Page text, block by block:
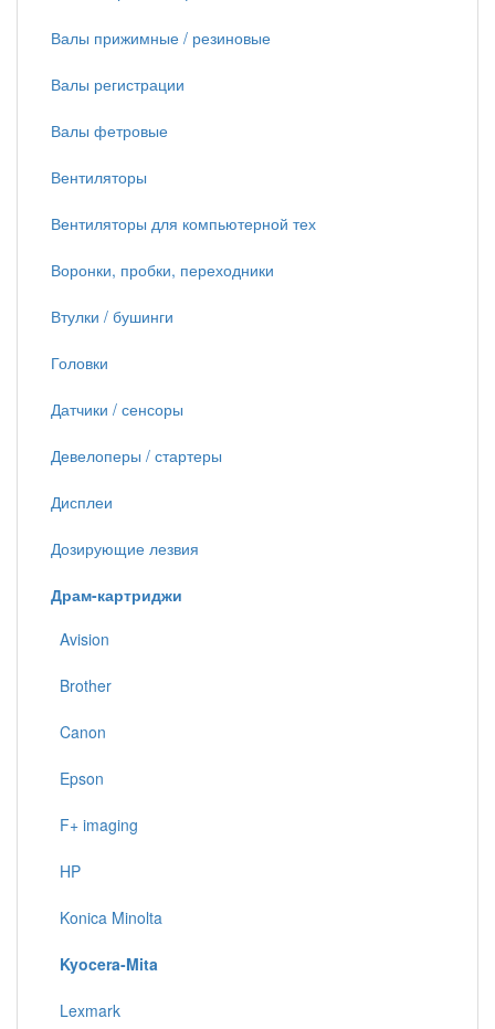
Валы прижимные / резиновые
Валы регистрации
Валы фетровые
Вентиляторы
Вентиляторы для компьютерной тех
Воронки, пробки, переходники
Втулки / бушинги
Головки
Датчики / сенсоры
Девелоперы / стартеры
Дисплеи
Дозирующие лезвия
Драм-картриджи
Avision
Brother
Canon
Epson
F+ imaging
HP
Konica Minolta
Kyocera-Mita
Lexmark